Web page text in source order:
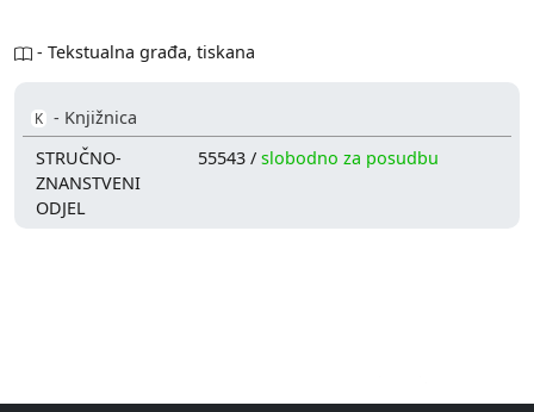
- Tekstualna građa, tiskana
K - Knjižnica
STRUČNO-
ZNANSTVENI
ODJEL
55543 /slobodno za posudbu